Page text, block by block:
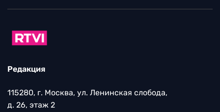
Редакция
115280, г. Москва, ул. Ленинская слобода,
д. 26, этаж 2